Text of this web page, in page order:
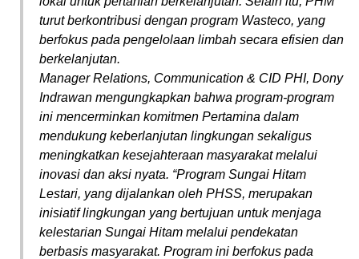
turut berkontribusi dengan program Wasteco, yang
berfokus pada pengelolaan limbah secara efisien dan
berkelanjutan.
Manager Relations, Communication & CID PHI, Dony
Indrawan mengungkapkan bahwa program-program
ini mencerminkan komitmen Pertamina dalam
mendukung keberlanjutan lingkungan sekaligus
meningkatkan kesejahteraan masyarakat melalui
inovasi dan aksi nyata. “Program Sungai Hitam
Lestari, yang dijalankan oleh PHSS, merupakan
inisiatif lingkungan yang bertujuan untuk menjaga
kelestarian Sungai Hitam melalui pendekatan
berbasis masyarakat. Program ini berfokus pada